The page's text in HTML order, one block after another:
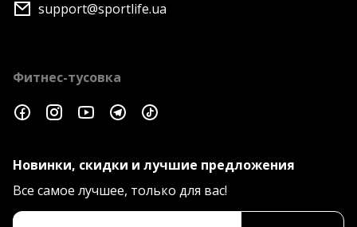
support@sportlife.ua
Фитнес-тусовка
Новинки, скидки и лучшие предложения
Все самое лучшее, только для вас!